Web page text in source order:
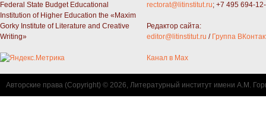
Federal State Budget Educational
Institution of Higher Education the «Maxim
Gorky Institute of Literature and Creative
Writing»
rectorat@litinstitut.ru; +7 495 694-
Редактор сайта:
editor@litinstitut.ru / Группа
Канал в Max
Авторские права (Copyright) © 2026, Литературный институт имени А.М.